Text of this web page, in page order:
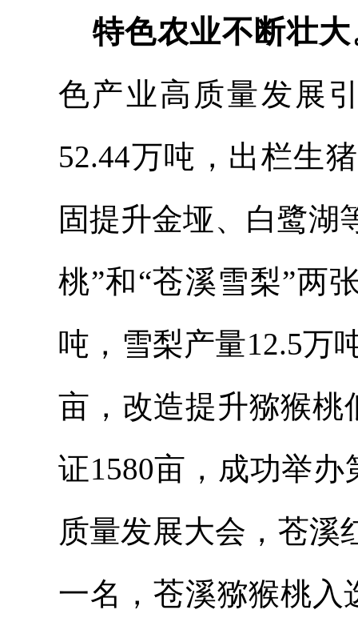
特色农业不断壮
色产业高质量发展
52.44万吨，出栏生
固提升金垭、白鹭湖
桃”和“苍溪雪梨”两
吨，雪梨产量12.5万
亩，改造提升猕猴桃
证1580亩， 成功举办
质量发展大会，苍溪
一名，苍溪猕猴桃入